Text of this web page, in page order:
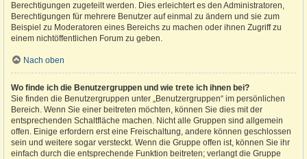
Berechtigungen zugeteilt werden. Dies erleichtert es den Administratoren,
Berechtigungen für mehrere Benutzer auf einmal zu ändern und sie zum
Beispiel zu Moderatoren eines Bereichs zu machen oder ihnen Zugriff zu
einem nichtöffentlichen Forum zu geben.
Nach oben
Wo finde ich die Benutzergruppen und wie trete ich ihnen bei?
Sie finden die Benutzergruppen unter „Benutzergruppen“ im persönlichen
Bereich. Wenn Sie einer beitreten möchten, können Sie dies mit der
entsprechenden Schaltfläche machen. Nicht alle Gruppen sind allgemein
offen. Einige erfordern erst eine Freischaltung, andere können geschlossen
sein und weitere sogar versteckt. Wenn die Gruppe offen ist, können Sie ihr
einfach durch die entsprechende Funktion beitreten; verlangt die Gruppe